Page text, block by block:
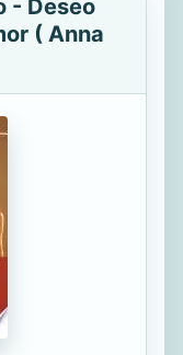
- Deseo
( Anna